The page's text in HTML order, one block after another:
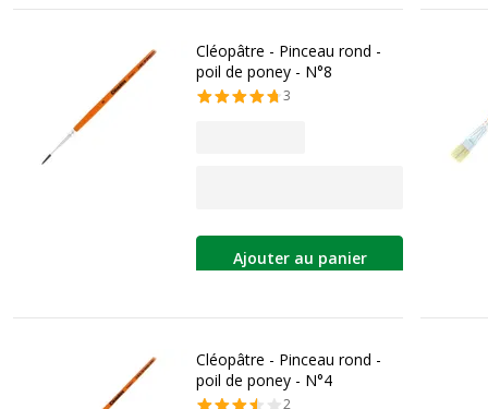
Cléopâtre - Pinceau rond -
poil de poney - N°8
3
Ajouter au panier
Cléopâtre - Pinceau rond -
poil de poney - N°4
2